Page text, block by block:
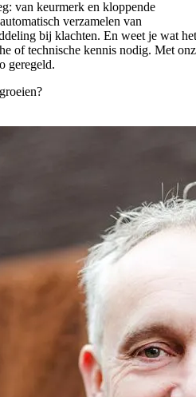
van keurmerk en kloppende
verzamelen van
bij klachten. En weet je wat het
of technische kennis nodig. Met
geregeld.